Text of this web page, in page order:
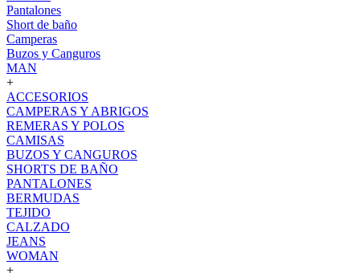
Pantalones
Short de baño
Camperas
Buzos y Canguros
MAN
+
ACCESORIOS
CAMPERAS Y ABRIGOS
REMERAS Y POLOS
CAMISAS
BUZOS Y CANGUROS
SHORTS DE BAÑO
PANTALONES
BERMUDAS
TEJIDO
CALZADO
JEANS
WOMAN
+